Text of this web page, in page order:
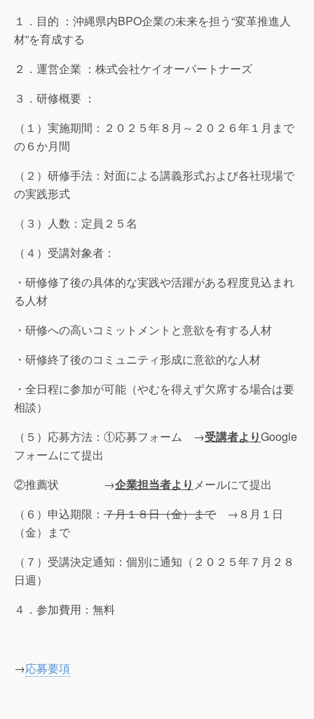
１．目的 ：沖縄県内BPO企業の未来を担う“変革推進人
材”を育成する
２．運営企業 ：株式会社ケイオーパートナーズ
３．研修概要 ：
（１）実施期間：２０２５年８月～２０２６年１月まで
の６か月間
（２）研修手法：対面による講義形式および各社現場で
の実践形式
（３）人数：定員２５名
（４）受講対象者：
・研修修了後の具体的な実践や活躍がある程度見込まれ
る人材
・研修への高いコミットメントと意欲を有する人材
・研修終了後のコミュニティ形成に意欲的な人材
・全日程に参加が可能（やむを得えず欠席する場合は要
相談）
（５）応募方法：①応募フォーム →受講者よりGoogle
フォームにて提出
②推薦状 →企業担当者より メールにて提出
（６）申込期限： ７月１８日（金）まで →８月１日
（金）まで
（７）受講決定通知：個別に通知（２０２５年７月２８
日週）
４．参加費用：無料
→応募要項